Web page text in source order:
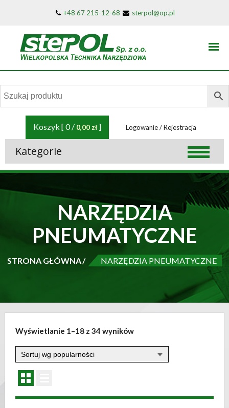
+48 67 215-12-68 sterpol@op.pl
Sterpol
Narzędzia i łączniki do drewna
Kategorie
Koszyk [ 0 / 0,00 zł] Logowanie / Rejestracja
NARZĘDZIA
PNEUMATYCZNE
STRONA GŁÓWNA NARZĘDZIA PNEUMATYCZNE
Wyświetlanie 1–18 z 34 wyników